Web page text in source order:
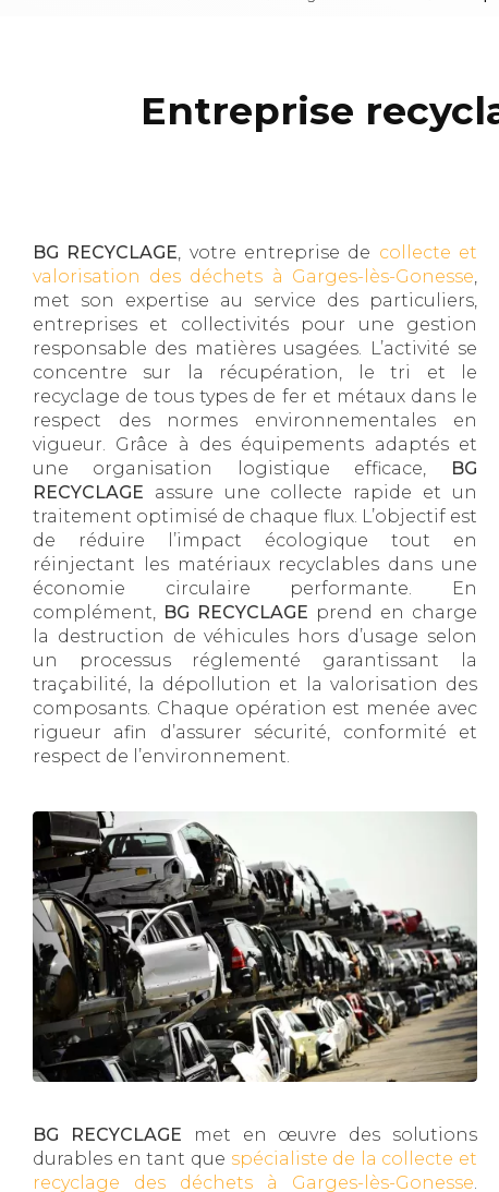
Entreprise
BG RECYCLAGE, votre entreprise de collecte et
valorisation des déchets à Garges-lès-Gonesse,
met son expertise au service des particuliers,
entreprises et collectivités pour une gestion
responsable des matières usagées. L’activité se
concentre sur la récupération, le tri et le
recyclage de tous types de fer et métaux dans le
respect des normes environnementales en
vigueur. Grâce à des équipements adaptés et
une organisation logistique efficace,
BG
RECYCLAGE assure une collecte rapide et un
traitement optimisé de chaque flux. L’objectif est
de réduire l’impact écologique tout en
réinjectant les matériaux recyclables dans une
économie circulaire performante. En
complément, BG RECYCLAGE prend en charge
la destruction de véhicules hors d’usage selon
un processus réglementé garantissant la
traçabilité, la dépollution et la valorisation des
composants. Chaque opération est menée avec
rigueur afin d’assurer sécurité, conformité et
respect de l’environnement.
BG RECYCLAGE met en œuvre des solutions
durables en tant que spécialiste de la collecte et
recyclage des déchets à Garges-lès-Gonesse.